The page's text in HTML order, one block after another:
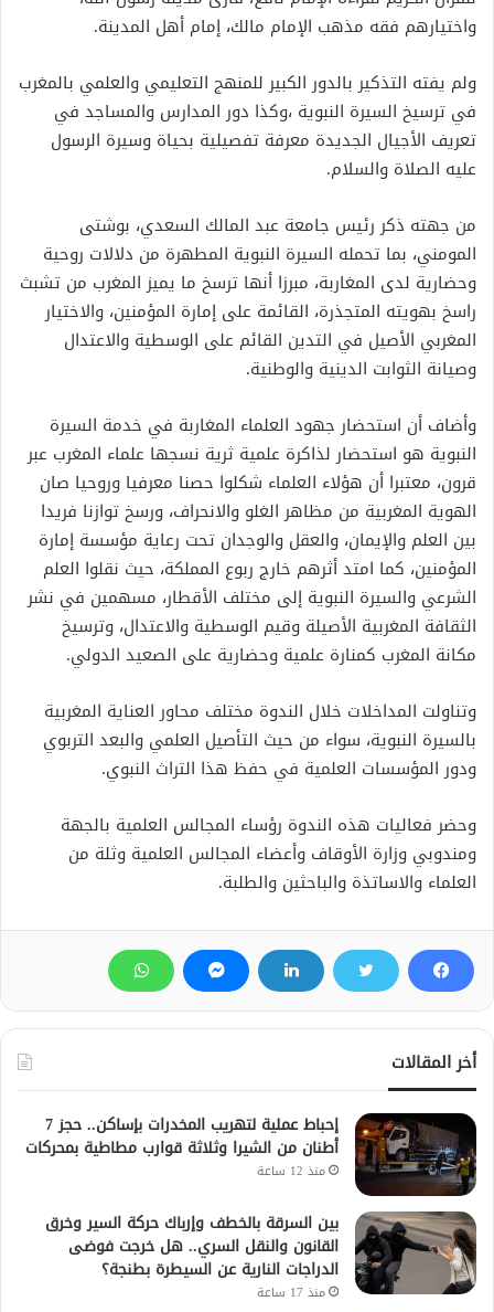
واختيارهم فقه مذهب الإمام مالك، إمام أهل المدينة.
ولم يفته التذكير بالدور الكبير للمنهج التعليمي والعلمي بالمغرب
في ترسيخ السيرة النبوية ،وكذا دور المدارس والمساجد في
تعريف الأجيال الجديدة معرفة تفصيلية بحياة وسيرة الرسول
عليه الصلاة والسلام.
من جهته ذكر رئيس جامعة عبد المالك السعدي، بوشتى
المومني، بما تحمله السيرة النبوية المطهرة من دلالات روحية
وحضارية لدى المغاربة، مبرزا أنها ترسخ ما يميز المغرب من تشبث
راسخ بهويته المتجذرة، القائمة على إمارة المؤمنين، والاختيار
المغربي الأصيل في التدين القائم على الوسطية والاعتدال
وصيانة الثوابت الدينية والوطنية.
وأضاف أن استحضار جهود العلماء المغاربة في خدمة السيرة
النبوية هو استحضار لذاكرة علمية ثرية نسجها علماء المغرب عبر
قرون، معتبرا أن هؤلاء العلماء شكلوا حصنا معرفيا وروحيا صان
الهوية المغربية من مظاهر الغلو والانحراف، ورسخ توازنا فريدا
بين العلم والإيمان، والعقل والوجدان تحت رعاية مؤسسة إمارة
المؤمنين، كما امتد أثرهم خارج ربوع المملكة، حيث نقلوا العلم
الشرعي والسيرة النبوية إلى مختلف الأقطار، مسهمين في نشر
الثقافة المغربية الأصيلة وقيم الوسطية والاعتدال، وترسيخ
مكانة المغرب كمنارة علمية وحضارية على الصعيد الدولي.
وتناولت المداخلات خلال الندوة مختلف محاور العناية المغربية
بالسيرة النبوية، سواء من حيث التأصيل العلمي والبعد التربوي
ودور المؤسسات العلمية في حفظ هذا التراث النبوي.
وحضر فعاليات هذه الندوة رؤساء المجالس العلمية بالجهة
ومندوبي وزارة الأوقاف وأعضاء المجالس العلمية وثلة من
العلماء والاساتذة والباحثين والطلبة.
أخر المقالات
إحباط عملية لتهريب المخدرات بإساكن.. حجز 7
أطنان من الشيرا وثلاثة قوارب مطاطية بمحركات
منذ 12 ساعة
بين السرقة بالخطف وإرباك حركة السير وخرق
القانون والنقل السري.. هل خرجت فوضى
الدراجات النارية عن السيطرة بطنجة؟
منذ 17 ساعة